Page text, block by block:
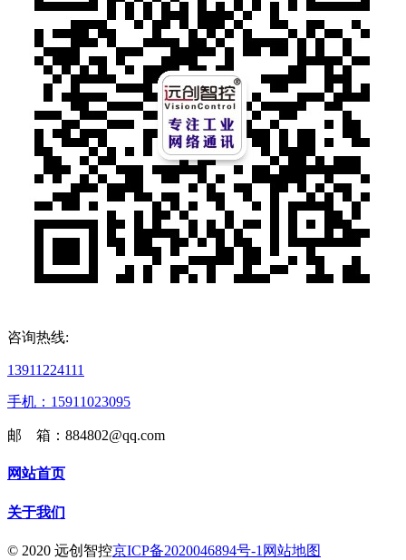
咨询热线:
13911224111
手机：15911023095
邮 箱：884802@qq.com
网站首页
关于我们
© 2020 远创智控京ICP备2020046894号-1 网站地图